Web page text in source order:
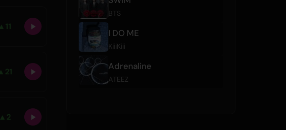
▲ 11
21
▲ 2
BTS
I DO ME
KiiiKiii
Adrenaline
ATEEZ